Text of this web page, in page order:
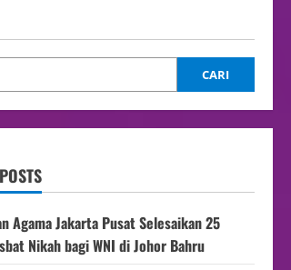
CARI
Agama Jakarta Pusat Selesaikan 25
Nikah bagi WNI di Johor Bahru